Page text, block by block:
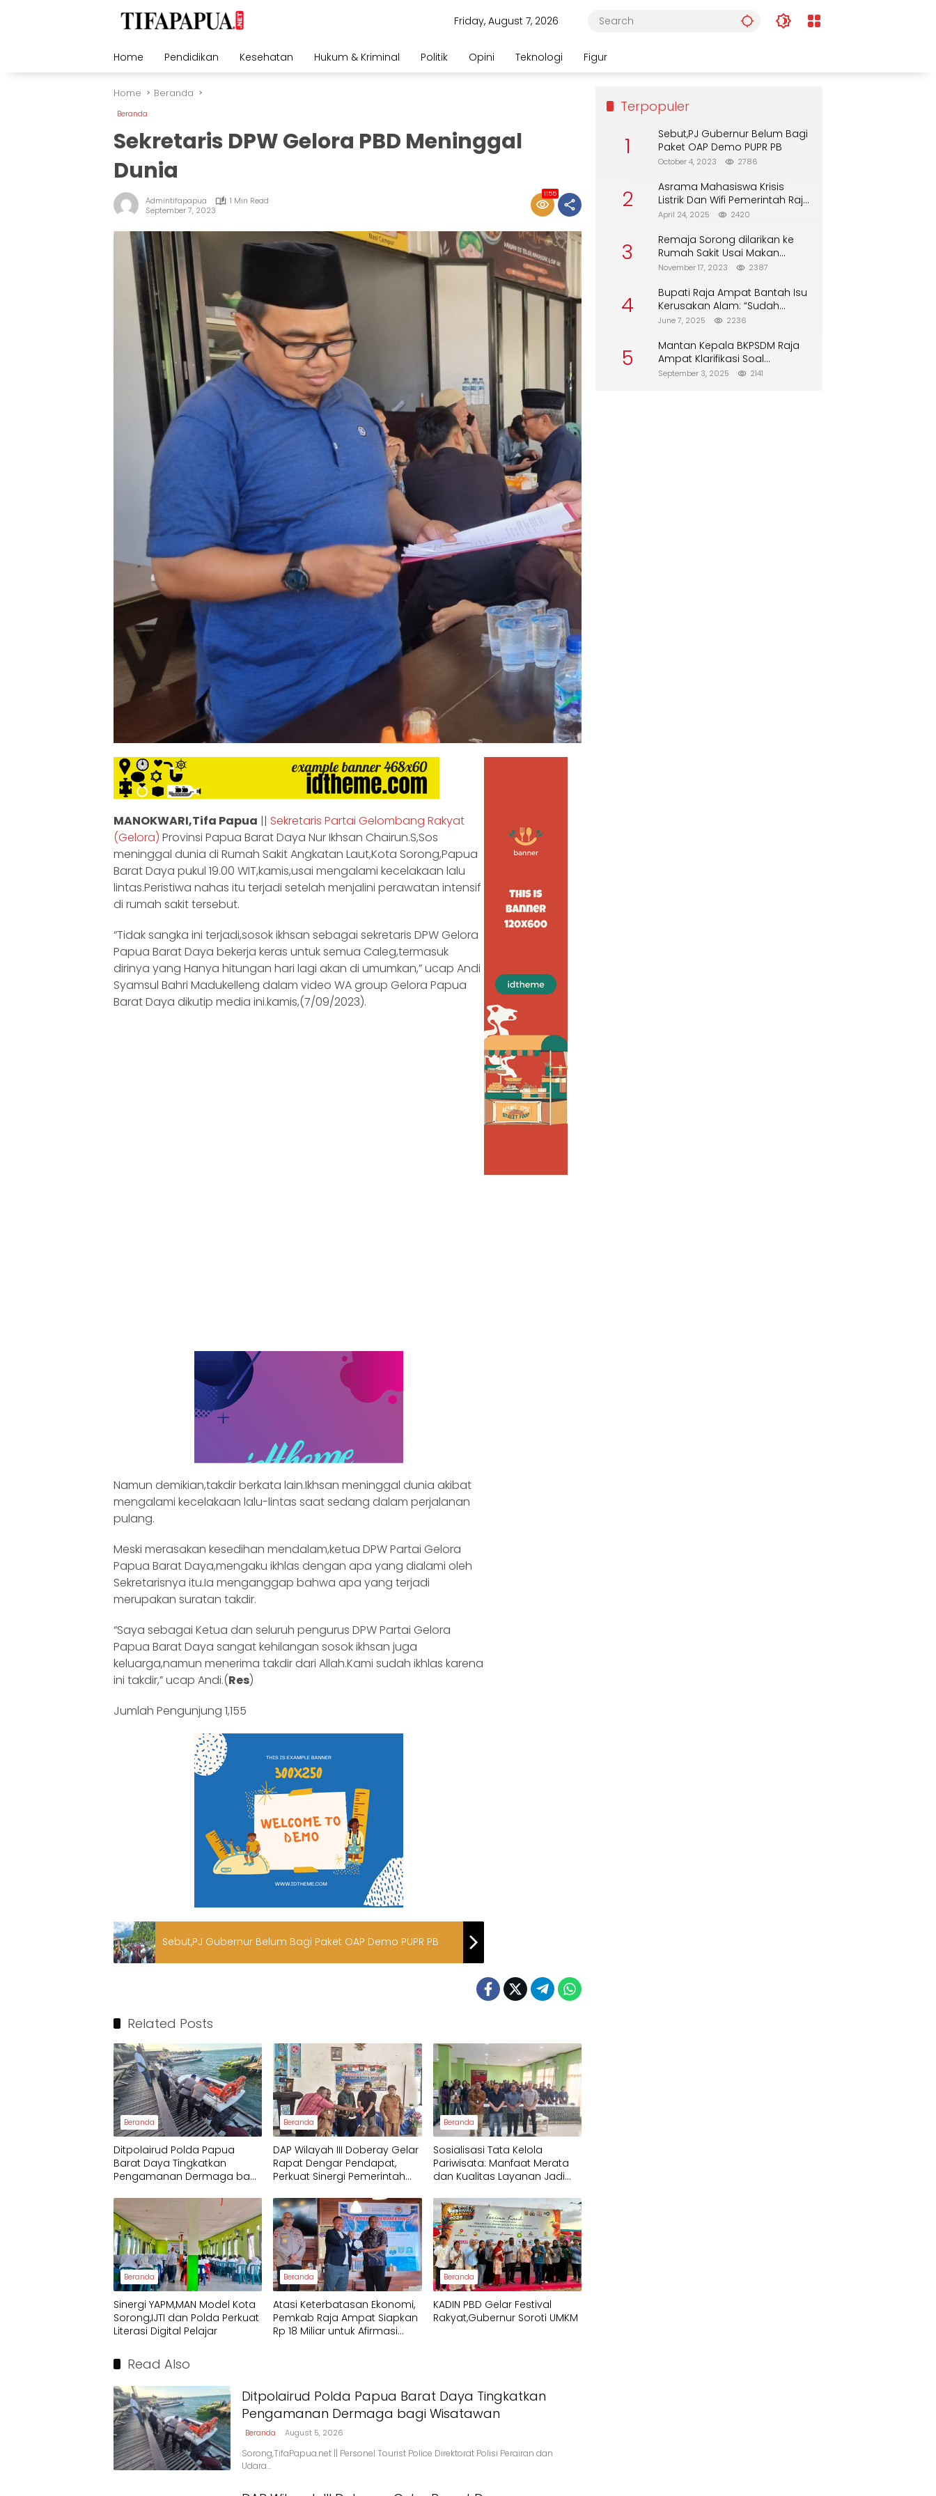
Friday, August 7, 2026
Home Pendidikan Kesehatan Hukum & Kriminal Politik Opini Teknologi Figur
Home Beranda
Beranda
Sekretaris DPW Gelora PBD Meninggal
Dunia
Admintifapapua
1 Min Read
September 7, 2023
1155
MANOKWARI,Tifa Papua || Sekretaris Partai Gelombang Rakyat
(Gelora) Provinsi Papua Barat Daya Nur Ikhsan Chairun.S,Sos
meninggal dunia di Rumah Sakit Angkatan Laut,Kota Sorong,Papua
Barat Daya pukul 19.00 WIT,kamis,usai mengalami kecelakaan lalu
lintas.Peristiwa nahas itu terjadi setelah menjalini perawatan intensif
di rumah sakit tersebut.
“Tidak sangka ini terjadi,sosok ikhsan sebagai sekretaris DPW Gelora
Papua Barat Daya bekerja keras untuk semua Caleg,termasuk
dirinya yang Hanya hitungan hari lagi akan di umumkan,” ucap Andi
Syamsul Bahri Madukelleng dalam video WA group Gelora Papua
Barat Daya dikutip media ini.kamis,(7/09/2023).
Namun demikian,takdir berkata lain.Ikhsan meninggal dunia akibat
mengalami kecelakaan lalu-lintas saat sedang dalam perjalanan
pulang.
Meski merasakan kesedihan mendalam,ketua DPW Partai Gelora
Papua Barat Daya,mengaku ikhlas dengan apa yang dialami oleh
Sekretarisnya itu.Ia menganggap bahwa apa yang terjadi
merupakan suratan takdir.
“Saya sebagai Ketua dan seluruh pengurus DPW Partai Gelora
Papua Barat Daya sangat kehilangan sosok ikhsan juga
keluarga,namun menerima takdir dari Allah.Kami sudah ikhlas karena
ini takdir,” ucap Andi.(Res)
Jumlah Pengunjung 1,155
Sebut,PJ Gubernur Belum Bagi Paket OAP Demo PUPR PB
Related Posts
Beranda
Ditpolairud Polda Papua
Barat Daya Tingkatkan
Pengamanan Dermaga bagi
Beranda
DAP Wilayah III Doberay Gelar
Rapat Dengar Pendapat,
Perkuat Sinergi Pemerintah
Mengawal Pembangunan
Papua Barat Daya
Beranda
Sosialisasi Tata Kelola
Pariwisata: Manfaat Merata
dan Kualitas Layanan Jadi
Beranda
Sinergi YAPM,MAN Model Kota
Sorong,IJTI dan Polda Perkuat
Literasi Digital Pelajar
Beranda
Atasi Keterbatasan Ekonomi,
Pemkab Raja Ampat Siapkan
Rp 18 Miliar untuk Afirmasi
Beranda
KADIN PBD Gelar Festival
Rakyat,Gubernur Soroti UMKM
Read Also
Ditpolairud Polda Papua Barat Daya Tingkatkan
Pengamanan Dermaga bagi Wisatawan
Beranda August 5, 2026
Sorong,TifaPapua.net || Personel Tourist Police Direktorat Polisi Perairan dan
Udara…
Terpopuler
1
Sebut,PJ Gubernur Belum Bagi
Paket OAP Demo PUPR PB
October 4, 2023 2786
2
Asrama Mahasiswa Krisis
Listrik Dan Wifi Pemerintah Raja
Ampat Alasan Tunggu DPA
April 24, 2025 2420
3
Remaja Sorong dilarikan ke
Rumah Sakit Usai Makan
Biskuit dari Alfamart
November 17, 2023 2387
4
Bupati Raja Ampat Bantah Isu
Kerusakan Alam: “Sudah
Direboisasi dan Tidak Merusak
June 7, 2025 2236
5
Mantan Kepala BKPSDM Raja
Ampat Klarifikasi Soal
Pergantian Jabatan
September 3, 2025 2141